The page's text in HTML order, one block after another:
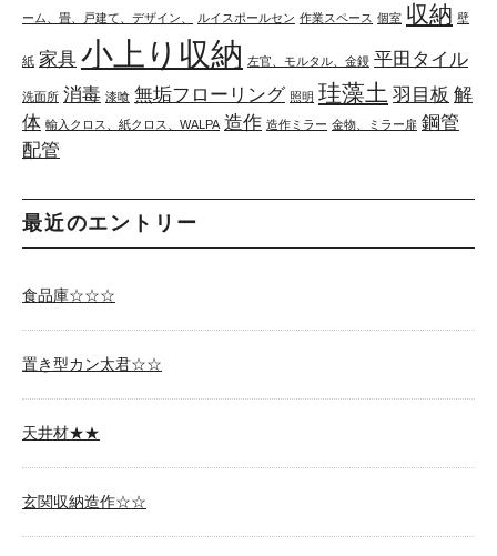
ーム、畳、戸建て、デザイン、 ルイスポールセン 作業スペース 個室 収納 壁
紙 家具 小上り収納 左官、モルタル、金鏝 平田タイル
洗面所 消毒 漆喰 無垢フローリング 照明 珪藻土 羽目板 解
体 輸入クロス、紙クロス、WALPA 造作 造作ミラー 金物、ミラー扉 鋼管
配管
最近のエントリー
食品庫☆☆☆
置き型カン太君☆☆
天井材★★
玄関収納造作☆☆